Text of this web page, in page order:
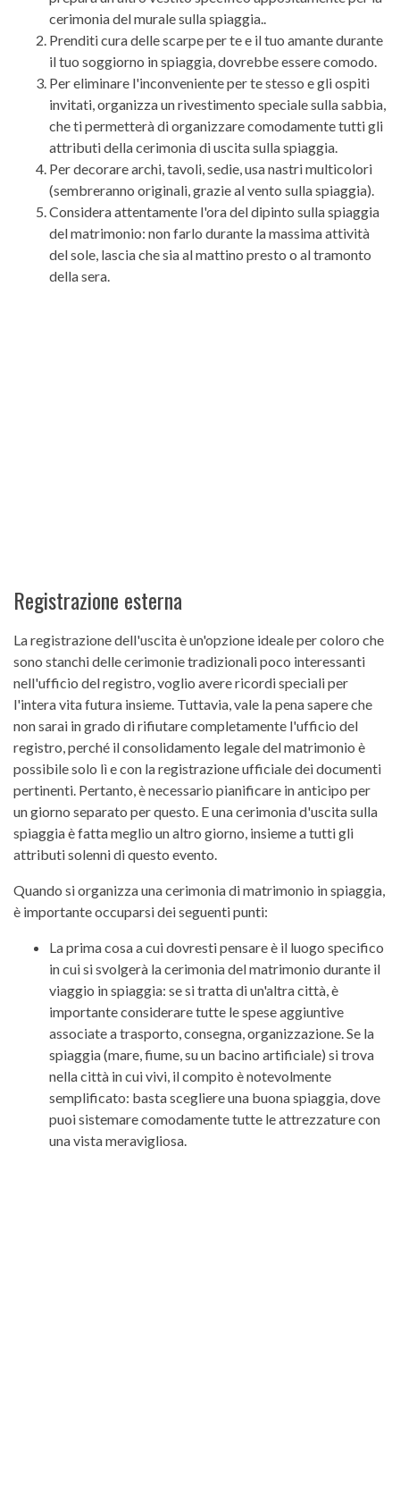
cerimonia del murale sulla spiaggia..
Prenditi cura delle scarpe per te e il tuo amante durante
il tuo soggiorno in spiaggia, dovrebbe essere comodo.
Per eliminare l'inconveniente per te stesso e gli ospiti
invitati, organizza un rivestimento speciale sulla sabbia,
che ti permetterà di organizzare comodamente tutti gli
attributi della cerimonia di uscita sulla spiaggia.
Per decorare archi, tavoli, sedie, usa nastri multicolori
(sembreranno originali, grazie al vento sulla spiaggia).
Considera attentamente l'ora del dipinto sulla spiaggia
del matrimonio: non farlo durante la massima attività
del sole, lascia che sia al mattino presto o al tramonto
della sera.
Registrazione esterna
La registrazione dell'uscita è un'opzione ideale per coloro che
sono stanchi delle cerimonie tradizionali poco interessanti
nell'ufficio del registro, voglio avere ricordi speciali per
l'intera vita futura insieme. Tuttavia, vale la pena sapere che
non sarai in grado di rifiutare completamente l'ufficio del
registro, perché il consolidamento legale del matrimonio è
possibile solo lì e con la registrazione ufficiale dei documenti
pertinenti. Pertanto, è necessario pianificare in anticipo per
un giorno separato per questo. E una cerimonia d'uscita sulla
spiaggia è fatta meglio un altro giorno, insieme a tutti gli
attributi solenni di questo evento.
Quando si organizza una cerimonia di matrimonio in spiaggia,
è importante occuparsi dei seguenti punti:
La prima cosa a cui dovresti pensare è il luogo specifico
in cui si svolgerà la cerimonia del matrimonio durante il
viaggio in spiaggia: se si tratta di un'altra città, è
importante considerare tutte le spese aggiuntive
associate a trasporto, consegna, organizzazione. Se la
spiaggia (mare, fiume, su un bacino artificiale) si trova
nella città in cui vivi, il compito è notevolmente
semplificato: basta scegliere una buona spiaggia, dove
puoi sistemare comodamente tutte le attrezzature con
una vista meravigliosa.